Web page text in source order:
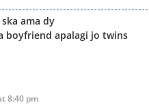
ama dy
boyfriend apalagi jo twins
8:40 pm